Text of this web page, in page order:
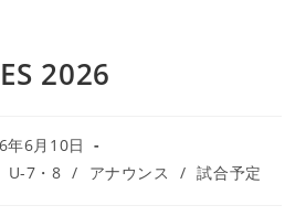
2026
年6月10日
U-7・8 / アナウンス / 試合予定